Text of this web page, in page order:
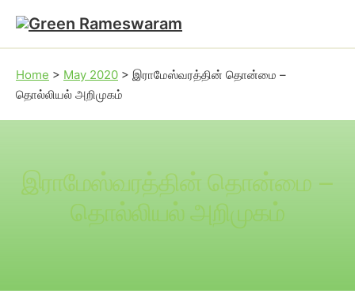
Skip to main content
Skip to footer
Home > May 2020 > இராமேஸ்வரத்தின் தொன்மை –
தொல்லியல் அறிமுகம்
இராமேஸ்வரத்தின் தொன்மை –
தொல்லியல் அறிமுகம்